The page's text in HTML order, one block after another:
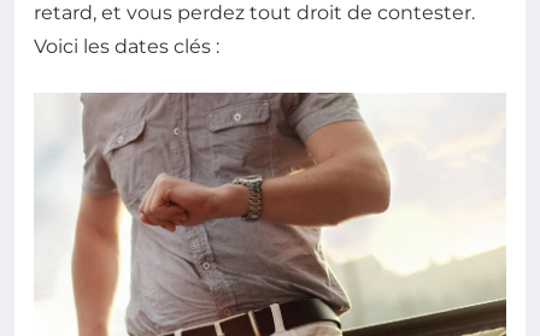
retard, et vous perdez tout droit de contester.
Voici les dates clés :